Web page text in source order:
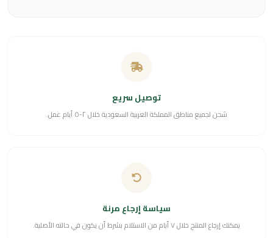
توصيل سريع
شحن لجميع مناطق المملكة العربية السعودية خلال ٢-٥ أيام عمل.
سياسة إرجاع مرنة
يمكنك إرجاع المنتج خلال ٧ أيام من الاستلام بشرط أن يكون في حالته الأصلية.